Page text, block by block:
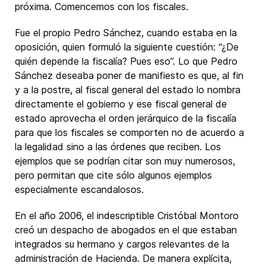
próxima. Comencemos con los fiscales.
Fue el propio Pedro Sánchez, cuando estaba en la
oposición, quien formuló la siguiente cuestión: “¿De
quién depende la fiscalía? Pues eso”. Lo que Pedro
Sánchez deseaba poner de manifiesto es que, al fin
y a la postre, al fiscal general del estado lo nombra
directamente el gobierno y ese fiscal general de
estado aprovecha el orden jerárquico de la fiscalía
para que los fiscales se comporten no de acuerdo a
la legalidad sino a las órdenes que reciben. Los
ejemplos que se podrían citar son muy numerosos,
pero permitan que cite sólo algunos ejemplos
especialmente escandalosos.
En el año 2006, el indescriptible Cristóbal Montoro
creó un despacho de abogados en el que estaban
integrados su hermano y cargos relevantes de la
administración de Hacienda. De manera explícita,